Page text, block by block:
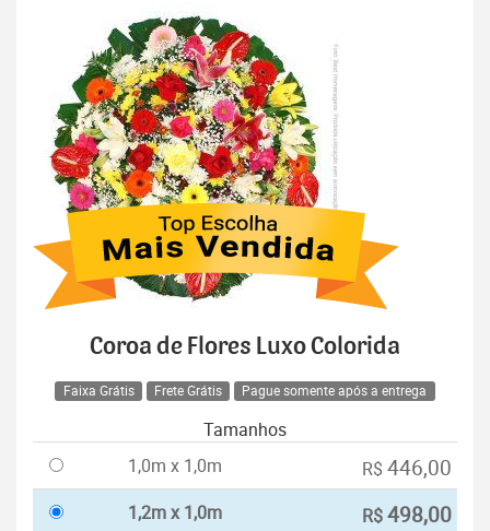
Coroa de Flores Luxo Colorida
Faixa Grátis Frete Grátis Pague somente após a entrega
Tamanhos
1,0m x 1,0m
R$ 446,00
1,2m x 1,0m R$498,00